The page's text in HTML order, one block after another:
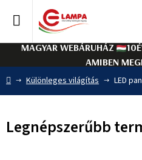
tartalomhoz
MAGYAR WEBÁRUHÁZ
AMIBEN
Kezdőlap
Különleges világítás LED
Legnépszerűbb